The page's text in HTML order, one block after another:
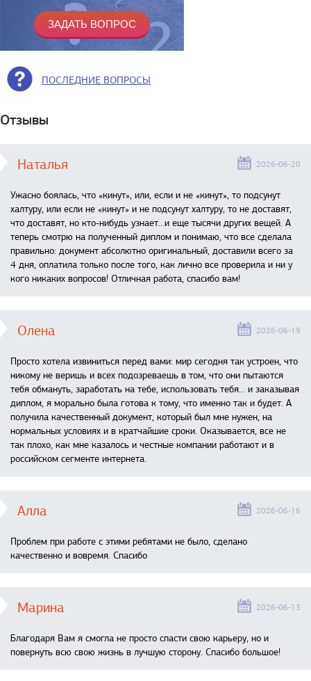
ПОСЛЕДНИЕ ВОПРОСЫ
Отзывы
Наталья 2026-06-20
Ужасно боялась, что «кинут», или, если и не «кинут», то подсунут
халтуру, или если не «кинут» и не подсунут халтуру, то не доставят,
что доставят, но кто-нибудь узнает...и еще тысячи других вещей. А
теперь смотрю на полученный диплом и понимаю, что все сделала
правильно: документ абсолютно оригинальный, доставили всего за
4 дня, оплатила только после того, как лично все проверила и ни у
кого никаких вопросов! Отличная работа, спасибо вам!
Олена 2026-06-19
Просто хотела извиниться перед вами: мир сегодня так устроен, что
никому не веришь и всех подозреваешь в том, что они пытаются
тебя обмануть, заработать на тебе, использовать тебя... и заказывая
диплом, я морально была готова к тому, что именно так и будет. А
получила качественный документ, который был мне нужен, на
нормальных условиях и в кратчайшие сроки. Оказывается, все не
так плохо, как мне казалось и честные компании работают и в
российском сегменте интернета.
Алла 2026-06-16
Проблем при работе с этими ребятами не было, сделано
качественно и вовремя. Спасибо
Марина 2026-06-13
Благодаря Вам я смогла не просто спасти свою карьеру, но и
повернуть всю свою жизнь в лучшую сторону. Спасибо большое!